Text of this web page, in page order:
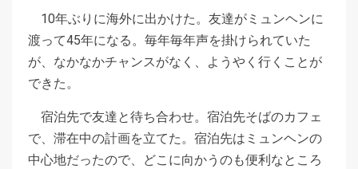
10年ぶりに海外に出かけた。友達がミュンヘンに
渡って45年になる。毎年毎年声を掛けられていた
が、なかなかチャンスがなく、ようやく行くことが
できた。
宿泊先で友達と待ち合わせ。宿泊先そばのカフェ
で、滞在中の計画を立てた。宿泊先はミュンヘンの
中心地だったので、どこに向かうのも便利なところ